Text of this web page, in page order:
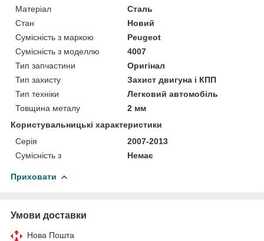
Матеріал
Сталь
Стан
Новий
Сумісність з маркою
Peugeot
Сумісність з моделлю
4007
Тип запчастини
Оригінал
Тип захисту
Захист двигуна і КПП
Тип техніки
Легковий автомобіль
Товщина металу
2 мм
Користувальницькі характеристики
Серія
2007-2013
Сумісність з
Немає
Приховати
Умови доставки
Нова Пошта